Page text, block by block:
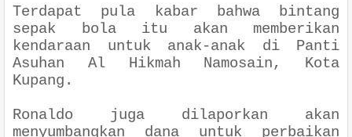
Terdapat pula kabar bahwa bintang
sepak bola itu akan memberikan
kendaraan untuk anak-anak di Panti
Asuhan Al Hikmah Namosain, Kota
Kupang.
Ronaldo juga dilaporkan akan
menyumbangkan dana untuk perbaikan